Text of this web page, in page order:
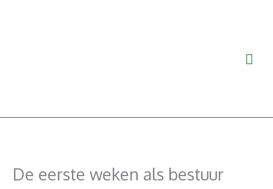
De eerste weken als bestuur